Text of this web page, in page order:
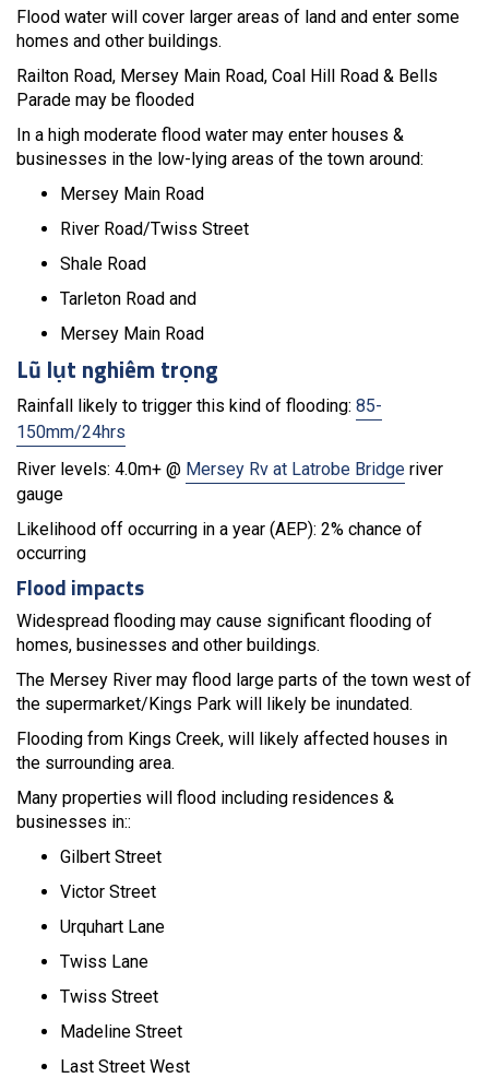
Flood water will cover larger areas of land and enter some
homes and other buildings.
Railton Road, Mersey Main Road, Coal Hill Road & Bells
Parade may be flooded
In a high moderate flood water may enter houses &
businesses in the low-lying areas of the town around:
Mersey Main Road
River Road/Twiss Street
Shale Road
Tarleton Road and
Mersey Main Road
Lũ lụt nghiêm trọng
Rainfall likely to trigger this kind of flooding: 85-
150mm/24hrs
River levels: 4.0m+ @ Mersey Rv at Latrobe Bridge river
gauge
Likelihood off occurring in a year (AEP): 2% chance of
occurring
Flood impacts
Widespread flooding may cause significant flooding of
homes, businesses and other buildings.
The Mersey River may flood large parts of the town west of
the supermarket/Kings Park will likely be inundated.
Flooding from Kings Creek, will likely affected houses in
the surrounding area.
Many properties will flood including residences &
businesses in::
Gilbert Street
Victor Street
Urquhart Lane
Twiss Lane
Twiss Street
Madeline Street
Last Street West